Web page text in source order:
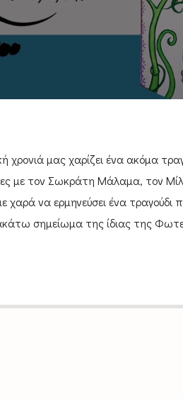
χρονιά μας χαρίζει ένα ακόμα
με τον Σωκράτη Μάλαμα, τον
χαρά να ερμηνεύσει ένα τραγούδι
σημείωμα της ίδιας της